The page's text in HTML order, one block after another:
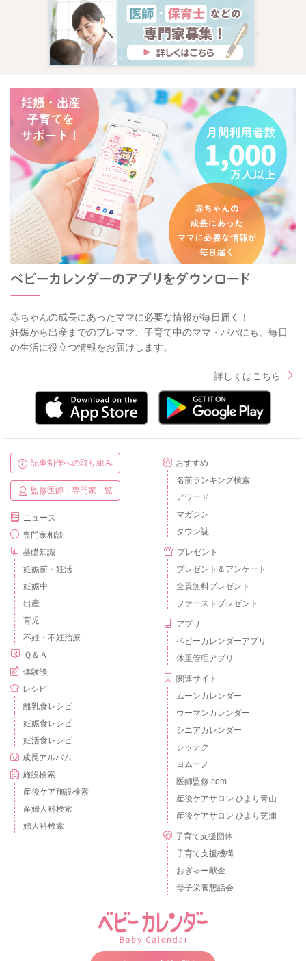
赤ちゃんの成長にあったママに必要な情報が毎日届く！
妊娠から出産までのプレママ、子育て中のママ・パパにも、毎日
の生活に役立つ情報をお届けします。
詳しくはこちら
記事制作への取り組み
監修医師・専門家一覧
ニュース
専門家相談
基礎知識
妊娠前・妊活
妊娠中
出産
育児
不妊・不妊治療
Ｑ＆Ａ
体験談
レシピ
離乳食レシピ
妊娠食レシピ
妊活食レシピ
成長アルバム
施設検索
産後ケア施設検索
産婦人科検索
婦人科検索
おすすめ
名前ランキング検索
アワード
マガジン
タウン誌
プレゼント
プレゼント＆アンケート
全員無料プレゼント
ファーストプレゼント
アプリ
ベビーカレンダーアプリ
体重管理アプリ
関連サイト
ムーンカレンダー
ウーマンカレンダー
シニアカレンダー
シッテク
ヨムーノ
医師監修.com
産後ケアサロン ひより青山
産後ケアサロン ひより芝浦
子育て支援団体
子育て支援機構
おぎゃー献金
母子栄養懇話会